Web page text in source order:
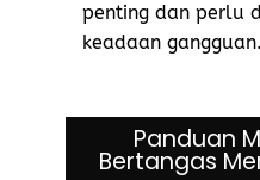
penting dan perlu
keadaan gangguan.
Panduan
Bertangas